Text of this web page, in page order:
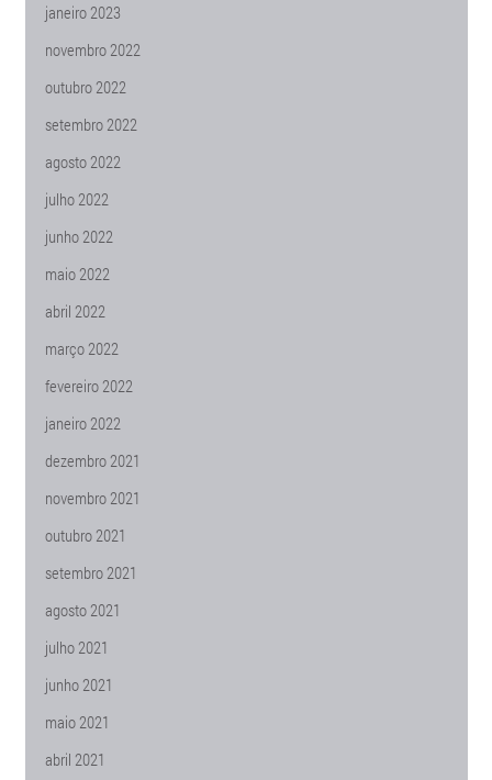
janeiro 2023
novembro 2022
outubro 2022
setembro 2022
agosto 2022
julho 2022
junho 2022
maio 2022
abril 2022
março 2022
fevereiro 2022
janeiro 2022
dezembro 2021
novembro 2021
outubro 2021
setembro 2021
agosto 2021
julho 2021
junho 2021
maio 2021
abril 2021